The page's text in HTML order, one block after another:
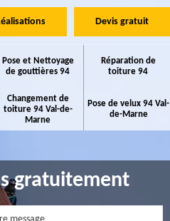
Devis gratuit
Pose et Nettoyage
de gouttières 94
Réparation de
toiture 94
Changement de
toiture 94 Val-de-
Marne
Pose de velux 94 Val-
de-Marne
gratuitement